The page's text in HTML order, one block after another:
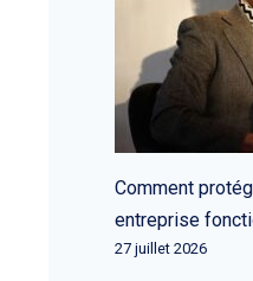
Comment
entreprise
27 juillet 2026